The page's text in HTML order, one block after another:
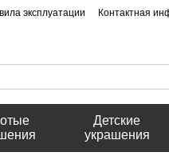
эксплуатации Контактная
Детские
украшения